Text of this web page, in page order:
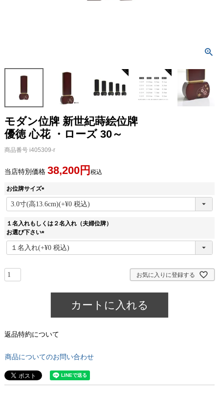
モダン位牌 新世紀蒔絵位牌
優徳 心花 ・ローズ 30～
商品番号 i405309-r
当店特別価格 38,200 税込
お位牌サイズ
(
必
)
１名入れもしくは２名入れ（夫婦位牌）
お選び下さい
(
必
お気に入りに登録する
カートに入れる
返品特約について
商品についてのお問い合わせ